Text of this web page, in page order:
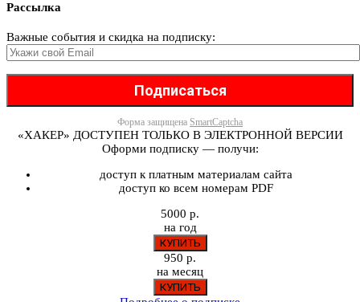
Рассылка
Важные события и скидка на подписку:
Форма защищена SmartCaptcha
«ХАКЕР» ДОСТУПЕН ТОЛЬКО В ЭЛЕКТРОННОЙ ВЕРСИИ
Оформи подписку — получи:
доступ к платным материалам сайта
доступ ко всем номерам PDF
5000 р.
на год
950 р.
на месяц